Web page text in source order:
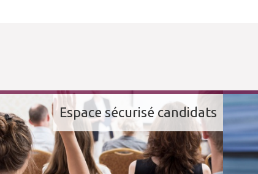
Espace sécurisé candidats